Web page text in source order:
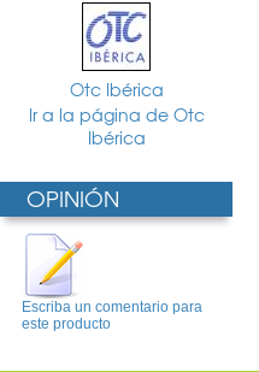
Otc Ibérica
Ir a la página de Otc
Ibérica
OPINIÓN
Escriba un comentario para
este producto